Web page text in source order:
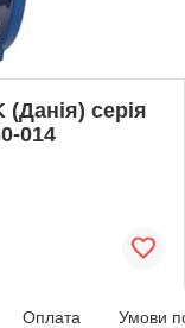
серія
014
Оплата Умови